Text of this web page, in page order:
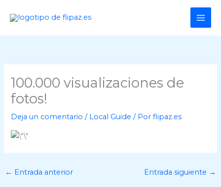
100.000 visualizaciones de
fotos!
Deja un comentario / Local Guide / Porflipaz.es
← Entrada anterior Entrada siguiente →